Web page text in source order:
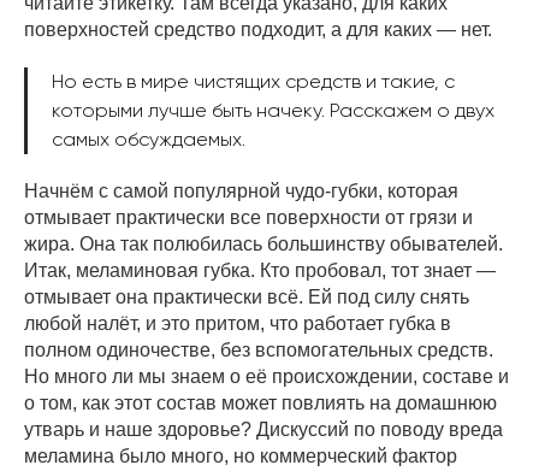
поверхностей средство подходит, а для каких — нет.
Но есть в мире чистящих средств и такие, с
которыми лучше быть начеку. Расскажем о двух
самых обсуждаемых.
Начнём с самой популярной чудо-губки, которая
отмывает практически все поверхности от грязи и
жира. Она так полюбилась большинству обывателей.
Итак, меламиновая губка. Кто пробовал, тот знает —
отмывает она практически всё. Ей под силу снять
любой налёт, и это притом, что работает губка в
полном одиночестве, без вспомогательных средств.
Но много ли мы знаем о её происхождении, составе и
о том, как этот состав может повлиять на домашнюю
утварь и наше здоровье? Дискуссий по поводу вреда
меламина было много, но коммерческий фактор